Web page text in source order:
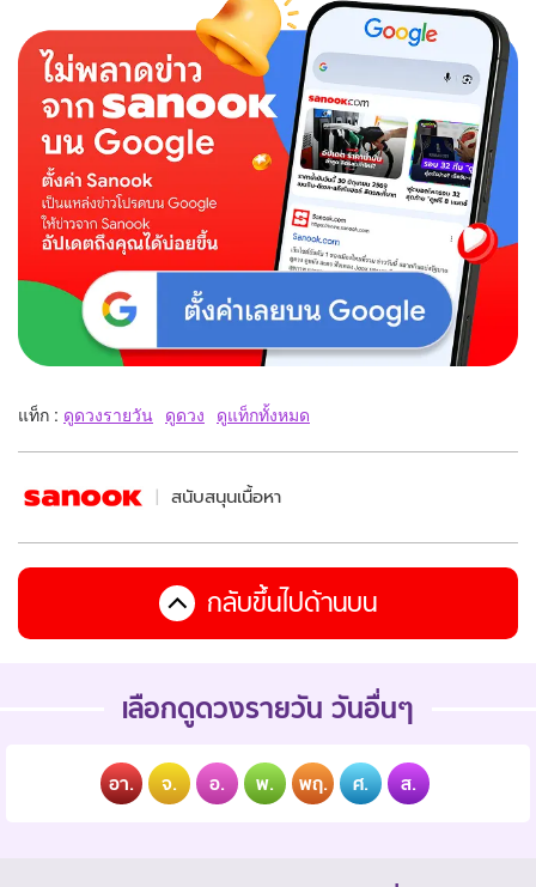
แท็ก : ดูดวงรายวัน ดูดวง ดูแท็กทั้งหมด
สนับสนุนเนื้อหา
กลับขึ้นไปด้านบน
เลือกดูดวงรายวัน วันอื่นๆ
อา. จ. อ. พ. พฤ. ศ. ส.